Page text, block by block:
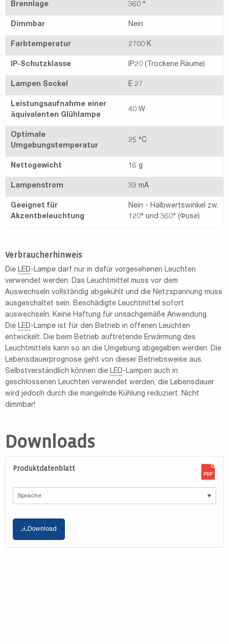
Brennlage 360 °
Dimmbar Nein
Farbtemperatur 2700 K
IP-Schutzklasse IP20 (Trockene Räume)
Lampen Sockel E 27
Leistungsaufnahme einer
äquivalenten Glühlampe
40 W
Optimale
Umgebungstemperatur
25 °C
Nettogewicht 16 g
Lampenstrom 39 mA
Geeignet für
Akzentbeleuchtung
Nein - Halbwertswinkel zw.
120° und 360° (Φuse)
Verbraucherhinweis
Die LED-Lampe darf nur in dafür vorgesehenen Leuchten
verwendet werden. Das Leuchtmittel muss vor dem
Auswechseln vollständig abgekühlt und die Netzspannung muss
ausgeschaltet sein. Beschädigte Leuchtmittel sofort
auswechseln. Keine Haftung für unsachgemäße Anwendung.
Die LED-Lampe ist für den Betrieb in offenen Leuchten
entwickelt. Die beim Betrieb auftretende Erwärmung des
Leuchtmittels kann so an die Umgebung abgegeben werden. Die
Lebensdauerprognose geht von dieser Betriebsweise aus.
Selbstverständlich können die LED-Lampen auch in
geschlossenen Leuchten verwendet werden, die Lebensdauer
wird jedoch durch die mangelnde Kühlung reduziert. Nicht
dimmbar!
Downloads
Produktdatenblatt
Download